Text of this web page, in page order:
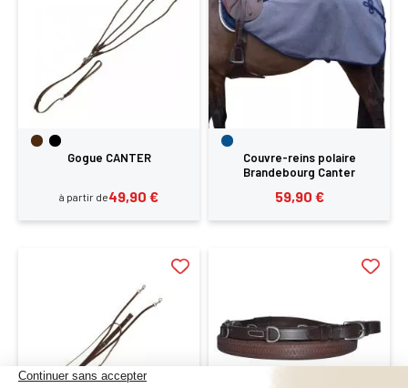
Gogue CANTER
à partir de49,90 €
Couvre-reins polaire
Brandebourg Canter
59,90 €